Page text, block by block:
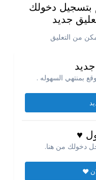
دخولك
جديد
من التعليق
بمنتهي السهوله .
♥
دخولك من هنا.
♥